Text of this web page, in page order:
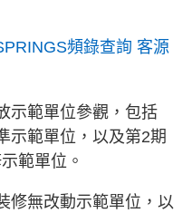
頻錄查詢 客源
示範單位參觀，包括
示範單位，以及第2期
範單位。
修無改動示範單位，以